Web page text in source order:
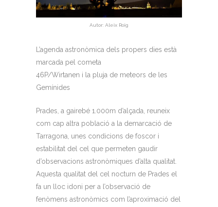
Autor: Aleix Roig
L’agenda astronòmica dels propers dies està
marcada pel cometa
46P/Wirtanen i la pluja de meteors de les
Gemínides
Prades, a gairebé 1.000m d’alçada, reuneix
com cap altra població a la demarcació de
Tarragona, unes condicions de foscor i
estabilitat del cel que permeten gaudir
d’observacions astronòmiques d’alta qualitat.
Aquesta qualitat del cel nocturn de Prades el
fa un lloc idoni per a l’observació de
fenòmens astronòmics com l’aproximació del